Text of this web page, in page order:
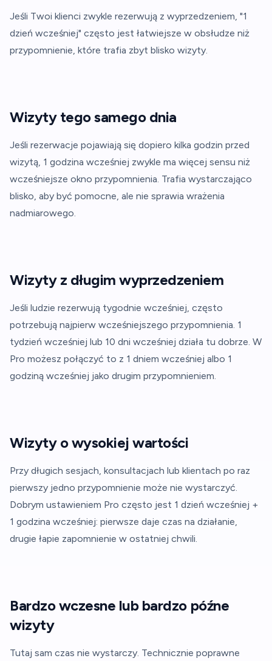
Jeśli Twoi klienci zwykle rezerwują z wyprzedzeniem, "1
dzień wcześniej" często jest łatwiejsze w obsłudze niż
przypomnienie, które trafia zbyt blisko wizyty.
Wizyty tego samego dnia
Jeśli rezerwacje pojawiają się dopiero kilka godzin przed
wizytą, 1 godzina wcześniej zwykle ma więcej sensu niż
wcześniejsze okno przypomnienia. Trafia wystarczająco
blisko, aby być pomocne, ale nie sprawia wrażenia
nadmiarowego.
Wizyty z długim wyprzedzeniem
Jeśli ludzie rezerwują tygodnie wcześniej, często
potrzebują najpierw wcześniejszego przypomnienia. 1
tydzień wcześniej lub 10 dni wcześniej działa tu dobrze. W
Pro możesz połączyć to z 1 dniem wcześniej albo 1
godziną wcześniej jako drugim przypomnieniem.
Wizyty o wysokiej wartości
Przy długich sesjach, konsultacjach lub klientach po raz
pierwszy jedno przypomnienie może nie wystarczyć.
Dobrym ustawieniem Pro często jest 1 dzień wcześniej +
1 godzina wcześniej: pierwsze daje czas na działanie,
drugie łapie zapomnienie w ostatniej chwili.
Bardzo wczesne lub bardzo późne
wizyty
Tutaj sam czas nie wystarczy. Technicznie poprawne